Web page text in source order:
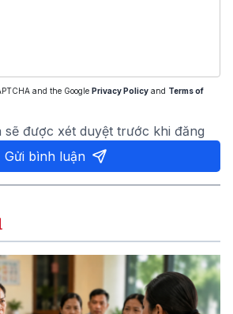
and the Google Privacy Policy and Terms of
sẽ được xét duyệt trước khi đăng
Gửi bình luận